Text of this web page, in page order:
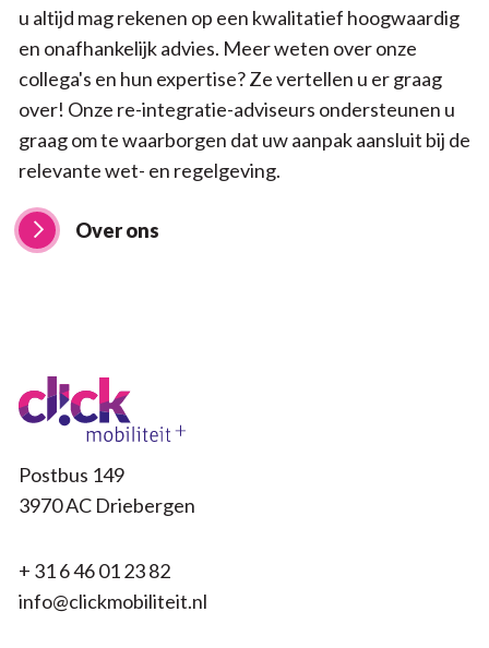
u altijd mag rekenen op een kwalitatief hoogwaardig
en onafhankelijk advies. Meer weten over onze
collega's en hun expertise? Ze vertellen u er graag
over! Onze re-integratie-adviseurs ondersteunen u
graag om te waarborgen dat uw aanpak aansluit bij de
relevante wet- en regelgeving.
Over ons
Postbus 149
3970 AC Driebergen
+ 31 6 46 01 23 82
info@clickmobiliteit.nl